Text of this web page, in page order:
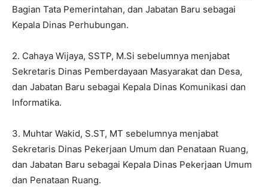
Bagian Tata Pemerintahan, dan Jabatan Baru sebagai
Kepala Dinas Perhubungan.
2. Cahaya Wijaya, SSTP, M.Si sebelumnya menjabat
Sekretaris Dinas Pemberdayaan Masyarakat dan Desa,
dan Jabatan Baru sebagai Kepala Dinas Komunikasi dan
Informatika.
3. Muhtar Wakid, S.ST, MT sebelumnya menjabat
Sekretaris Dinas Pekerjaan Umum dan Penataan Ruang,
dan Jabatan Baru sebagai Kepala Dinas Pekerjaan Umum
dan Penataan Ruang.